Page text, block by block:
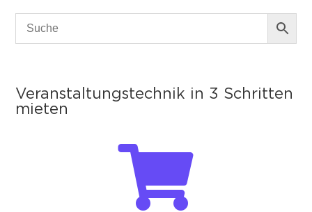
Veranstaltungstechnik in 3 Schritten
mieten
